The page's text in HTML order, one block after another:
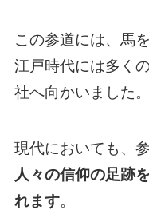
この参道には、馬
江戸時代には多く
社へ向かいました。
現代においても、
人々の信仰の足跡
れます。